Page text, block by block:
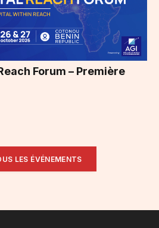
Forum – Première
LES ÉVÉNEMENTS